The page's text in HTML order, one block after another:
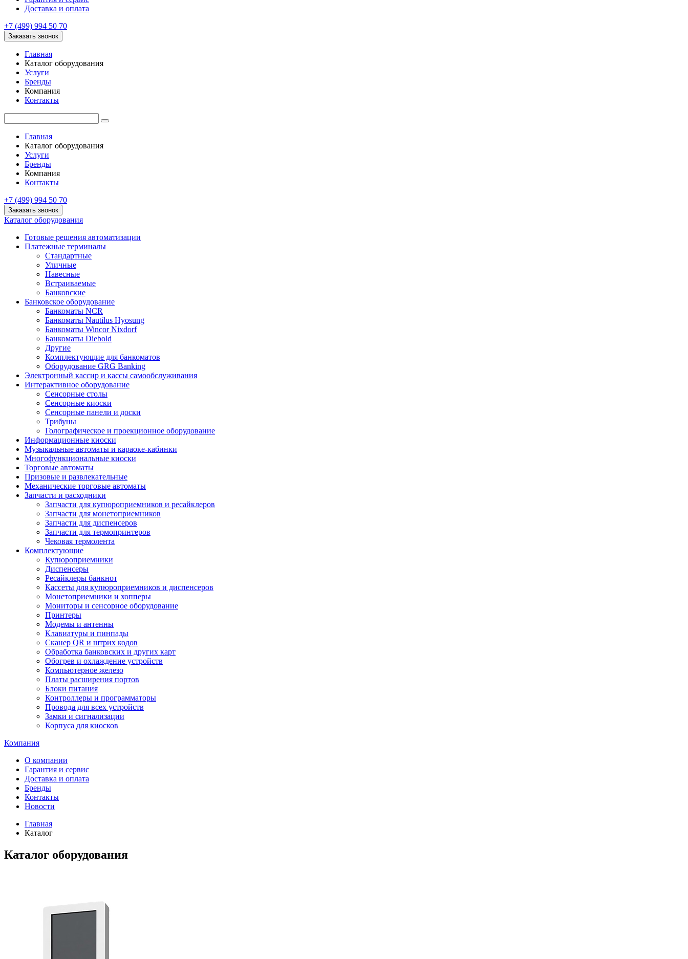
Доставка и оплата
+7 (499) 994 50 70
Заказать звонок
Главная
Каталог оборудования
Услуги
Бренды
Компания
Контакты
Главная
Каталог оборудования
Услуги
Бренды
Компания
Контакты
+7 (499) 994 50 70
Заказать звонок
Каталог оборудования
Готовые решения автоматизации
Платежные терминалы
Стандартные
Уличные
Навесные
Встраиваемые
Банковские
Банковское оборудование
Банкоматы NCR
Банкоматы Nautilus Hyosung
Банкоматы Wincor Nixdorf
Банкоматы Diebold
Другие
Комплектующие для банкоматов
Оборудование GRG Banking
Электронный кассир и кассы самообслуживания
Интерактивное оборудование
Сенсорные столы
Сенсорные киоски
Сенсорные панели и доски
Трибуны
Голографическое и проекционное оборудование
Информационные киоски
Музыкальные автоматы и караоке-кабинки
Многофункциональные киоски
Торговые автоматы
Призовые и развлекательные
Механические торговые автоматы
Запчасти и расходники
Запчасти для купюроприемников и ресайклеров
Запчасти для монетоприемников
Запчасти для диспенсеров
Запчасти для термопринтеров
Чековая термолента
Комплектующие
Купюроприемники
Диспенсеры
Ресайклеры банкнот
Кассеты для купюроприемников и диспенсеров
Монетоприемники и хопперы
Мониторы и сенсорное оборудование
Принтеры
Модемы и антенны
Клавиатуры и пинпады
Сканер QR и штрих кодов
Обработка банковских и других карт
Обогрев и охлаждение устройств
Компьютерное железо
Платы расширения портов
Блоки питания
Контроллеры и программаторы
Провода для всех устройств
Замки и сигнализации
Корпуса для киосков
Компания
О компании
Гарантия и сервис
Доставка и оплата
Бренды
Контакты
Новости
Главная
Каталог
Каталог оборудования